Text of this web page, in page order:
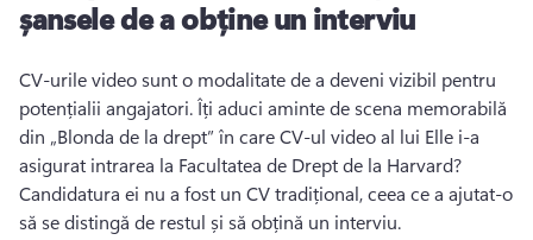
șansele de a obține un interviu
CV-urile video sunt o modalitate de a deveni vizibil pentru
potențialii angajatori. Îți aduci aminte de scena memorabilă
din „Blonda de la drept” în care CV-ul video al lui Elle i-a
asigurat intrarea la Facultatea de Drept de la Harvard?
Candidatura ei nu a fost un CV tradițional, ceea ce a ajutat-o
să se distingă de restul și să obțină un interviu.